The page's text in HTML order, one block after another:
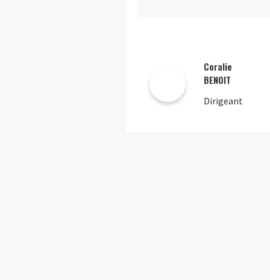
Coralie
BENOIT
Dirigeant